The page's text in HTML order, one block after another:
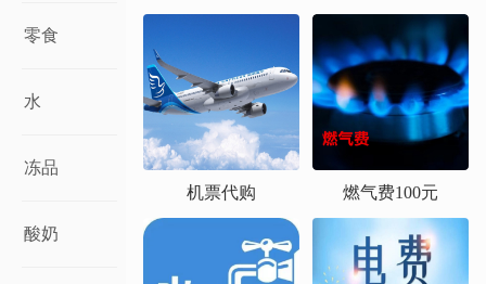
机票代购 燃气费100元
零食
水
冻品
酸奶